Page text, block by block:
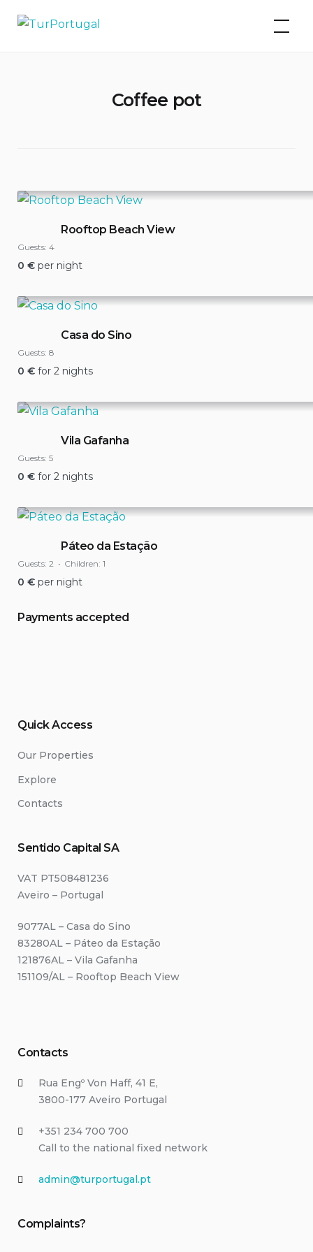
TurPortugal
Coffee pot
Rooftop Beach View
Guests: 4
0 € per night
Casa do Sino
Guests: 8
0 € for 2 nights
Vila Gafanha
Guests: 5
0 € for 2 nights
Páteo da Estação
Guests: 2 Children: 1
0 € per night
Payments accepted
Quick Access
Our Properties
Explore
Contacts
Sentido Capital SA
VAT PT508481236
Aveiro – Portugal
9077AL – Casa do Sino
83280AL – Páteo da Estação
121876AL – Vila Gafanha
151109/AL – Rooftop Beach View
Contacts
Rua Engº Von Haff, 41 E,
3800-177 Aveiro Portugal
+351 234 700 700
Call to the national fixed network
admin@turportugal.pt
Complaints?